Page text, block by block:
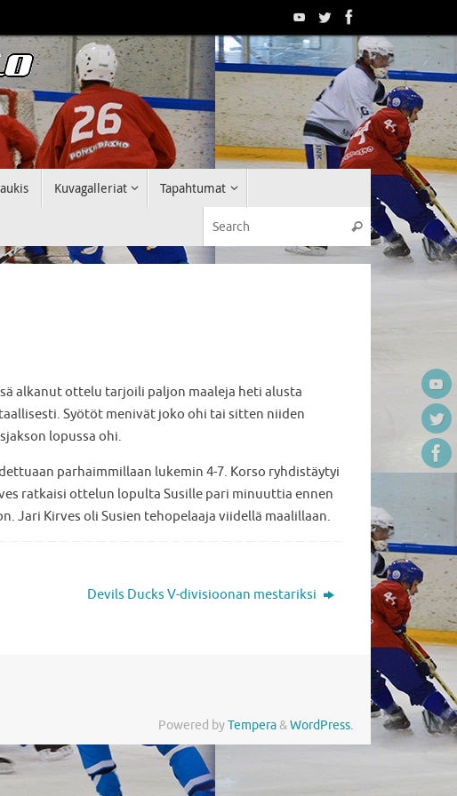
Kuvagalleriat Tapahtumat
Search for:
Search
alkanut ottelu tarjoili paljon maaleja heti alusta
Syötöt menivät joko ohi tai sitten niiden
lopussa ohi.
parhaimmillaan lukemin 4-7. Korso ryhdistäytyi
ratkaisi ottelun lopulta Susille pari minuuttia ennen
Jari Kirves oli Susien tehopelaaja viidellä maalillaan.
Devils Ducks V-divisioonan mestariksi
Powered byTempera&WordPress.